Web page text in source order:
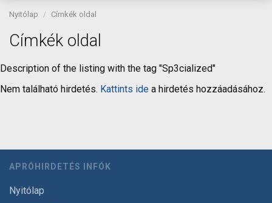
Nyitólap Címkék oldal
Címkék oldal
Description of the listing with the tag "Sp3cialized"
Nem található hirdetés. Kattints ide a hirdetés hozzáadásához.
APRÓHIRDETÉS INFÓK
Nyitólap